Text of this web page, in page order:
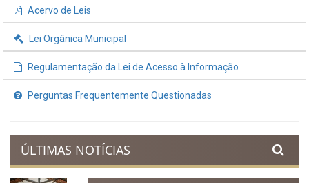
Acervo de Leis
Lei Orgânica Municipal
Regulamentação da Lei de Acesso à Informação
Perguntas Frequentemente Questionadas
ÚLTIMAS NOTÍCIAS